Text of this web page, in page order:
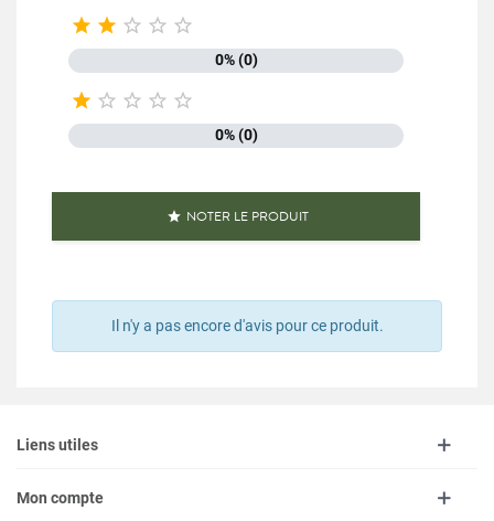
Format
Famille
Origine du produit
Conditionnement Sachet papier
Type de lentilles Lentilles vertes
    
0% (0)
    
0% (0)
 NOTER LE PRODUIT
Il n'y a pas encore d'avis pour ce produit.
Liens utiles
Mon compte